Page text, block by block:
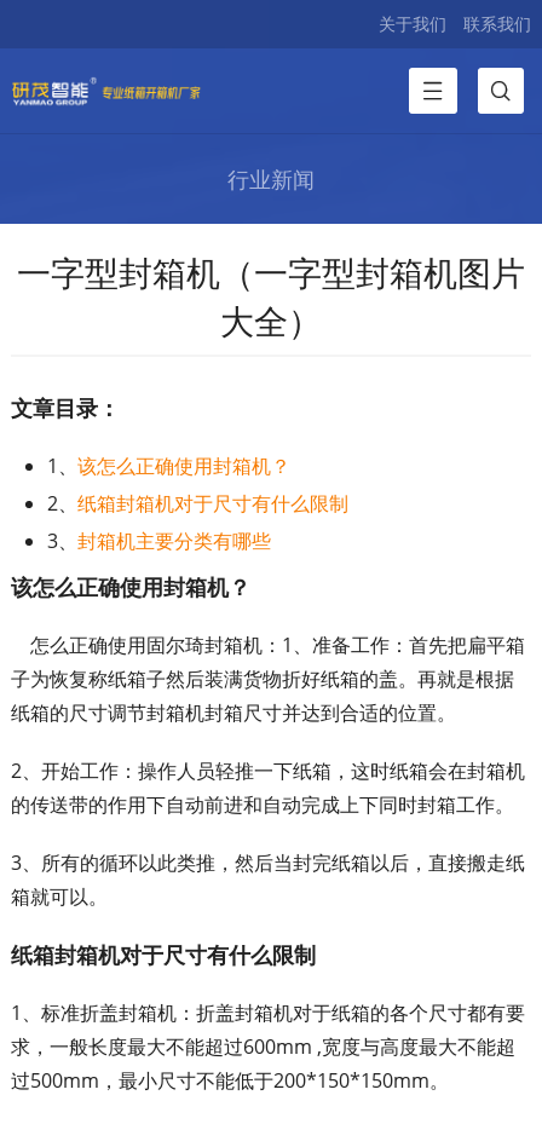
关于我们 联系我们
行业新闻
一字型封箱机（一字型封箱机图片
大全）
文章目录：
1、 该怎么正确使用封箱机？
2、 纸箱封箱机对于尺寸有什么限制
3、 封箱机主要分类有哪些
该怎么正确使用封箱机？
怎么正确使用固尔琦封箱机：1、准备工作：首先把扁平箱
子为恢复称纸箱子然后装满货物折好纸箱的盖。再就是根据
纸箱的尺寸调节封箱机封箱尺寸并达到合适的位置。
2、开始工作：操作人员轻推一下纸箱，这时纸箱会在封箱机
的传送带的作用下自动前进和自动完成上下同时封箱工作。
3、所有的循环以此类推，然后当封完纸箱以后，直接搬走纸
箱就可以。
纸箱封箱机对于尺寸有什么限制
1、标准折盖封箱机：折盖封箱机对于纸箱的各个尺寸都有要
求，一般长度最大不能超过600mm ,宽度与高度最大不能超
过500mm，最小尺寸不能低于200*150*150mm。